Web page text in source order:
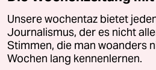
Unsere wochentaz bietet
Journalismus, der es nicht
Stimmen, die man woanders
Wochen lang kennenlernen.